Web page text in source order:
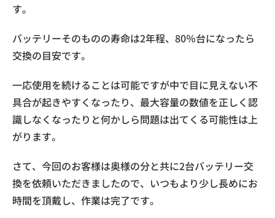
す。
バッテリーそのものの寿命は2年程、80％台になったら
交換の目安です。
一応使用を続けることは可能ですが中で目に見えない不
具合が起きやすくなったり、最大容量の数値を正しく認
識しなくなったりと何かしら問題は出てくる可能性は上
がります。
さて、今回のお客様は奥様の分と共に2台バッテリー交
換を依頼いただきましたので、いつもより少し長めにお
時間を頂戴し、作業は完了です。